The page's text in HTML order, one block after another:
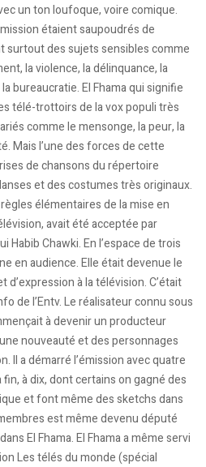
un ton loufoque, voire comique.
étaient saupoudrés de
des sujets sensibles comme
la violence, la délinquance, la
bureaucratie. El Fhama qui signifie
télé-trottoirs de la vox populi très
comme le mensonge, la peur, la
Mais l’une des forces de cette
de chansons du répertoire
et des costumes très originaux.
élémentaires de la mise en
avait été acceptée par
Habib Chawki. En l’espace de trois
en audience. Elle était devenue le
à la télévision. C’était
de l’Entv. Le réalisateur connu sous
à devenir un producteur
nouveauté et des personnages
Il a démarré l’émission avec quatre
à dix, dont certains on gagné des
et font même des sketchs dans
est même devenu député
El Fhama. El Fhama a même servi
Les télés du monde (spécial